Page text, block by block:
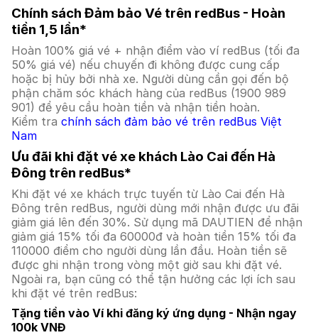
Chính sách Đảm bảo Vé trên redBus - Hoàn
tiền 1,5 lần*
Hoàn 100% giá vé + nhận điểm vào ví redBus (tối đa
50% giá vé) nếu chuyến đi không được cung cấp
hoặc bị hủy bởi nhà xe. Người dùng cần gọi đến bộ
phận chăm sóc khách hàng của redBus (1900 989
901) để yêu cầu hoàn tiền và nhận tiền hoàn.
Kiểm tra chính sách đảm bảo vé trên redBus Việt
Nam
Ưu đãi khi đặt vé xe khách Lào Cai đến Hà
Đông trên redBus*
Khi đặt vé xe khách trực tuyến từ Lào Cai đến Hà
Đông trên redBus, người dùng mới nhận được ưu đãi
giảm giá lên đến 30%. Sử dụng mã DAUTIEN để nhận
giảm giá 15% tối đa 60000đ và hoàn tiền 15% tối đa
110000 điểm cho người dùng lần đầu. Hoàn tiền sẽ
được ghi nhận trong vòng một giờ sau khi đặt vé.
Ngoài ra, bạn cũng có thể tận hưởng các lợi ích sau
khi đặt vé trên redBus:
Tặng tiền vào Ví khi đăng ký ứng dụng - Nhận ngay
100k VNĐ